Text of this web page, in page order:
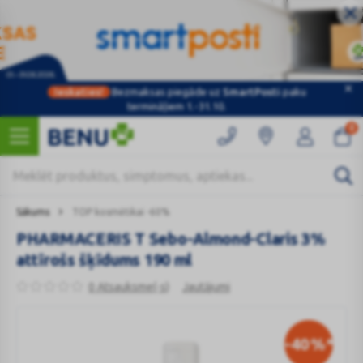
Ieskaties! Bezmaksas piegāde uz SmartPostipaku
termināļiem 1.-31.10.
0
Sākums TOP kosmētikai -60%
0 Atsauksme(-s) Jautājumi
PHARMACERIS T Sebo-Almond-Claris 3%
attīrošs šķīdums 190 ml
-40%*